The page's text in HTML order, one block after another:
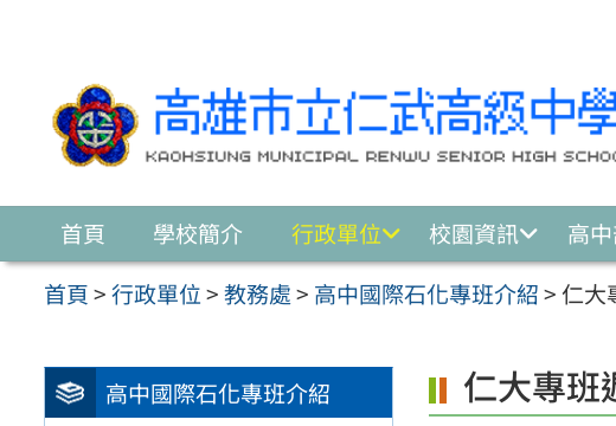
首頁 學校簡介 行政單位 校園資訊 高
首頁>行政單位>教務處> 高中國際石化專班介紹> 仁大
高中國際石化專班介紹 仁大專班